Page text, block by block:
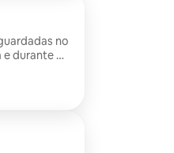
no
durante a
e